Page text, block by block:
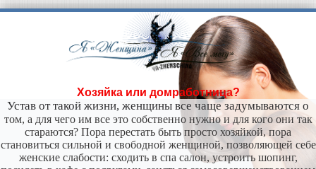
-- Самое большое богатство — это ум. Самая большая нищета — глупость. Из всех
страхов самый пугающий — самолюбование.
-- Лучшее, что можно сделать с хорошим советом, это пропустить его мимо ушей. Он
никогда не бывает полезен никому, кроме того, кто его дал.
-- Люблю давать советы и очень не люблю, когда их дают мне.
Хозяйка или домработница?
Устав от такой жизни, женщины все чаще задумываются о
том, а для чего им все это собственно нужно и для кого они так
стараются? Пора перестать быть просто хозяйкой, пора
становиться сильной и свободной женщиной, позволяющей себе
женские слабости: сходить в спа салон, устроить шопинг,